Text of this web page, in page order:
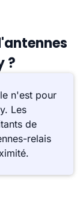
?
n'est pour
Les
de
relais